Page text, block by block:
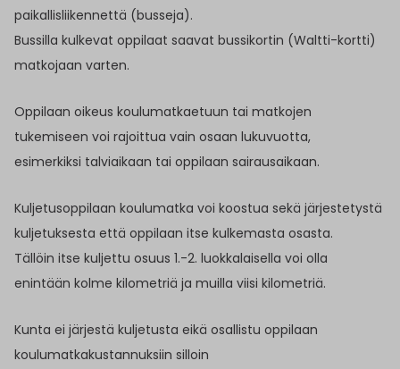
paikallisliikennettä (busseja).
Bussilla kulkevat oppilaat saavat bussikortin (Waltti-kortti)
matkojaan varten.
Oppilaan oikeus koulumatkaetuun tai matkojen
tukemiseen voi rajoittua vain osaan lukuvuotta,
esimerkiksi talviaikaan tai oppilaan sairausaikaan.
Kuljetusoppilaan koulumatka voi koostua sekä järjestetystä
kuljetuksesta että oppilaan itse kulkemasta osasta.
Tällöin itse kuljettu osuus 1.-2. luokkalaisella voi olla
enintään kolme kilometriä ja muilla viisi kilometriä.
Kunta ei järjestä kuljetusta eikä osallistu oppilaan
koulumatkakustannuksiin silloin